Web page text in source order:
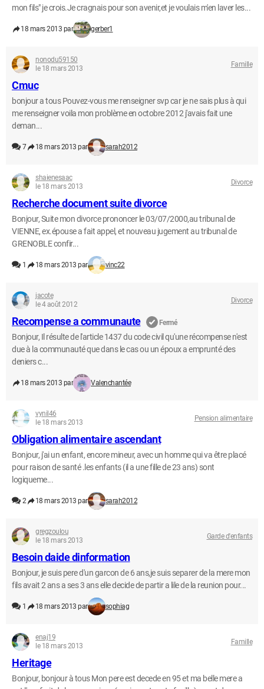
mon fils" je crois.Je cragnais pour son avenir,et je voulais m'en laver les...
18 mars 2013 par gerber1
nonodu59150
le 18 mars 2013
Famille
Cmuc
bonjour a tous Pouvez-vous me renseigner svp car je ne sais plus à qui
me renseigner voila mon problème en octobre 2012 j'avais fait une
deman...
7 18 mars 2013 par sarah2012
shaienesaac
le 18 mars 2013
Divorce
Recherche document suite divorce
Bonjour, Suite mon divorce prononcer le 03/07/2000,au tribunal de
VIENNE, ex.épouse a fait appel, et nouveau jugement au tribunal de
GRENOBLE confir...
1 18 mars 2013 par vinc22
jacote
le 4 août 2012
Divorce
Recompense a communaute Fermé
Bonjour, Il résulte de l'article 1437 du code civil qu'une récompense n'est
due à la communauté que dans le cas ou un époux a emprunté des
deniers c...
18 mars 2013 par Valenchantée
vynil46
le 18 mars 2013
Pension alimentaire
Obligation alimentaire ascendant
Bonjour, j'ai un enfant, encore mineur, avec un homme qui va être placé
pour raison de santé .les enfants (il a une fille de 23 ans) sont
logiqueme...
2 18 mars 2013 par sarah2012
gregzoulou
le 18 mars 2013
Garde d'enfants
Besoin daide dinformation
Bonjour, je suis pere d'un garcon de 6 ans,je suis separer de la mere mon
fils avait 2 ans a ses 3 ans elle decide de partir a lile de la reunion pour...
1 18 mars 2013 par sophiag
enaj19
le 18 mars 2013
Famille
Heritage
Bonjour, bonjour à tous Mon pere est decede en 95 et ma belle mere a